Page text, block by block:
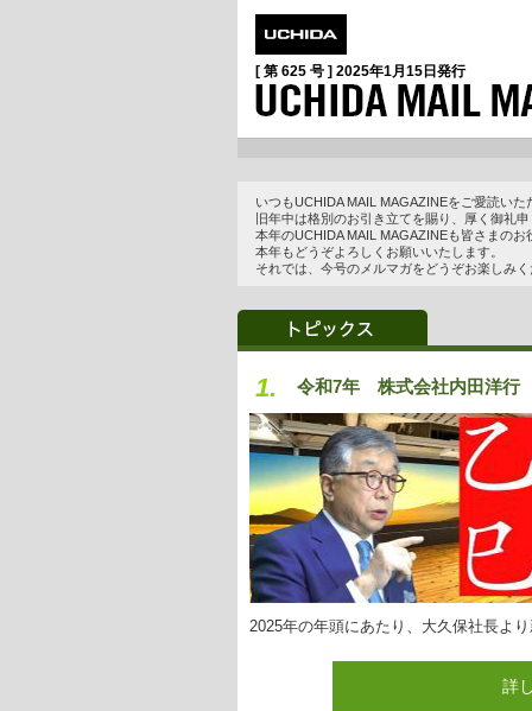
[ 第 625 号 ] 2025年1月15日 発行
いつもUCHIDA MAIL MAGAZINEをご愛読い
旧年中は格別のお引き立てを賜り、厚く御礼
本年のUCHIDA MAIL MAGAZINEも皆さまの
本年もどうぞよろしくお願いいたします。
それでは、今号のメルマガをどうぞお楽しみ
1. 令和7年 株式会社内田洋行
2025年の年頭にあたり、大久保社長よ
詳